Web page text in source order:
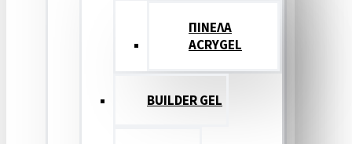
ΠΙΝΕΛΑ
ACRYGEL
BUILDER GEL